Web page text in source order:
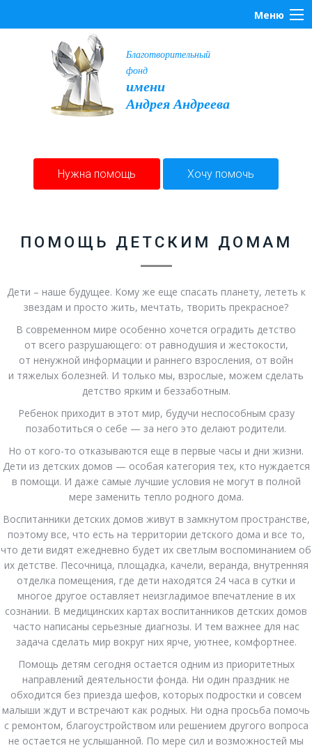
Меню
Благотворительный
фонд
имени
Андрея Андреева
Нужна помощь Хочу помочь
ПОМОЩЬ ДЕТСКИМ ДОМАМ
Дети – наше будущее. Кому же еще спасать планету, лететь к
звездам и просто жить, мечтать, творить прекрасное?
В современном мире особенно хочется оградить детство
от всего разрушающего: от равнодушия и жестокости,
от ненужной информации и раннего взросления, от войн
и тяжелых болезней. И только мы, взрослые, можем сделать
детство ярким и беззаботным.
Ребенок приходит в этот мир, будучи неспособным сразу
позаботиться о себе — за него это делают родители.
Но от кого-то отказываются еще в первые часы и дни жизни.
Дети из детских домов — особая категория тех, кто нуждается
в помощи. И даже самые лучшие условия не могут в полной
мере заменить тепло родного дома.
Воспитанники детских домов живут в замкнутом пространстве,
поэтому все, что есть на территории детского дома и все то,
что дети видят ежедневно будет их светлым воспоминанием об
их детстве. Песочница, площадка, качели, веранда, внутренняя
отделка помещения, где дети находятся 24 часа в сутки и
многое другое оставляет неизгладимое впечатление в их
сознании. В медицинских картах воспитанников детских домов
часто написаны серьезные диагнозы. И тем важнее для нас
задача сделать мир вокруг них ярче, уютнее, комфортнее.
Помощь детям сегодня остается одним из приоритетных
направлений деятельности фонда. Ни один праздник не
обходится без приезда шефов, которых подростки и совсем
малыши ждут и встречают как родных. Ни одна просьба помочь
с ремонтом, благоустройством или решением другого вопроса
не остается не услышанной. По мере сил и возможностей мы